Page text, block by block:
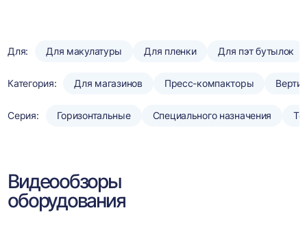
Для: Для макулатуры Для пленки Для пэт бутылок
Категория: Для магазинов Пресс-компакторы
Серия: Горизонтальные Специального назначения
Видеообзоры
оборудования